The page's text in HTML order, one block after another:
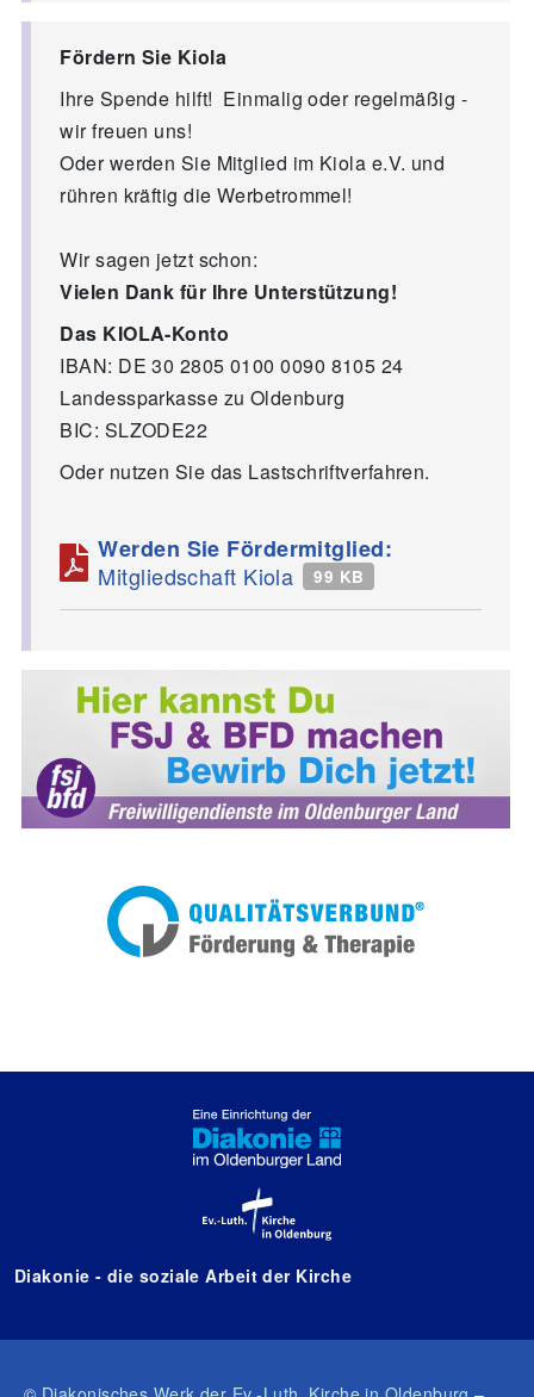
Fördern Sie Kiola
Ihre Spende hilft! Einmalig oder regelmäßig -
wir freuen uns!
Oder werden Sie Mitglied im Kiola e.V. und
rühren kräftig die Werbetrommel!
Wir sagen jetzt schon:
Vielen Dank für Ihre Unterstützung!
Das KIOLA-Konto
IBAN: DE 30 2805 0100 0090 8105 24
Landessparkasse zu Oldenburg
BIC: SLZODE22
Oder nutzen Sie das Lastschriftverfahren.
Werden Sie Fördermitglied:
Mitgliedschaft Kiola
99 KB
Diakonie - die soziale Arbeit der Kirche